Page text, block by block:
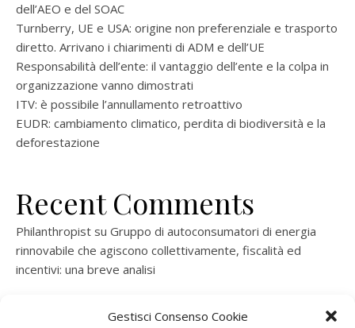
Gestisci Consenso Cookie
dell’AEO e del SOAC
Turnberry, UE e USA: origine non preferenziale e trasporto
diretto. Arrivano i chiarimenti di ADM e dell’UE
Responsabilità dell’ente: il vantaggio dell’ente e la colpa in
organizzazione vanno dimostrati
ITV: è possibile l’annullamento retroattivo
EUDR: cambiamento climatico, perdita di biodiversità e la
deforestazione
Recent Comments
Philanthropist su Gruppo di autoconsumatori di energia
rinnovabile che agiscono collettivamente, fiscalità ed
incentivi: una breve analisi
rinnovabile che agiscono collettivamente, fiscalità ed